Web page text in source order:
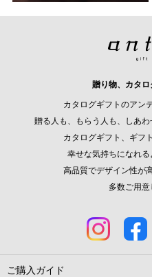
贈り物、カタ
カタログギフトのアン
贈る人も、もらう人も、しあわ
カタログギフト、ギフ
幸せな気持ちになれる
高品質でデザイン性が
多数ご用意
ご購入ガイド